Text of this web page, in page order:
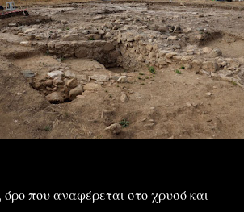
που αναφέρεται στο χρυσό και